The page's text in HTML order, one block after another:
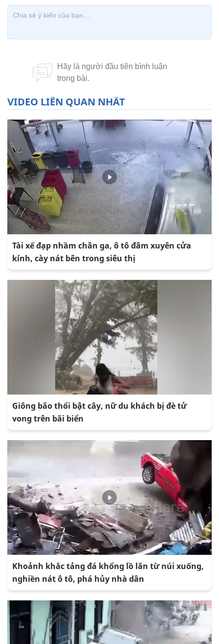
VIDEO LIÊN QUAN NHẤT
Tài xế đạp nhầm chân ga, ô tô đâm xuyên cửa
kính, cày nát bên trong siêu thị
Giông bão thổi bật cây, nữ du khách bị đè tử
vong trên bãi biển
Khoảnh khắc tảng đá khổng lồ lăn từ núi xuống,
nghiền nát ô tô, phá hủy nhà dân